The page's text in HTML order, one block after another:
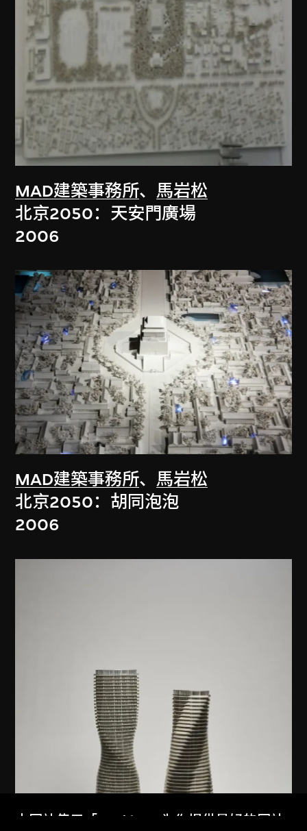
MAD建築事務所、 馬岩松
北京2050：天安門廣場
2006
MAD建築事務所、 馬岩松
北京2050：胡同泡泡
2006
本网站使用「Cookies」为你提供最好的网站